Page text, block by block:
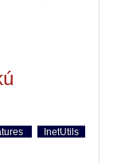
InetUtils